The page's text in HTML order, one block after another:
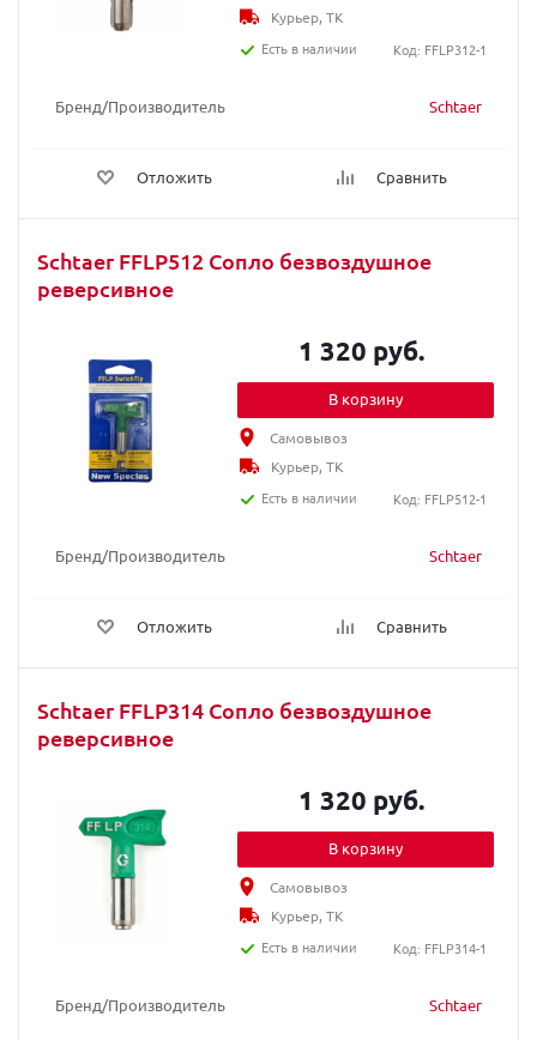
Бренд/Производитель Schtaer
Отложить Сравнить
Курьер, ТК
Есть в наличии
Код: FFLP312-1
Schtaer FFLP512 Сопло безвоздушное
реверсивное
Бренд/Производитель Schtaer
Отложить Сравнить
1 320 руб.
В корзину
Самовывоз
Курьер, ТК
Есть в наличии
Код: FFLP512-1
Schtaer FFLP314 Сопло безвоздушное
реверсивное
Бренд/Производитель Schtaer
1 320 руб.
В корзину
Самовывоз
Курьер, ТК
Есть в наличии
Код: FFLP314-1